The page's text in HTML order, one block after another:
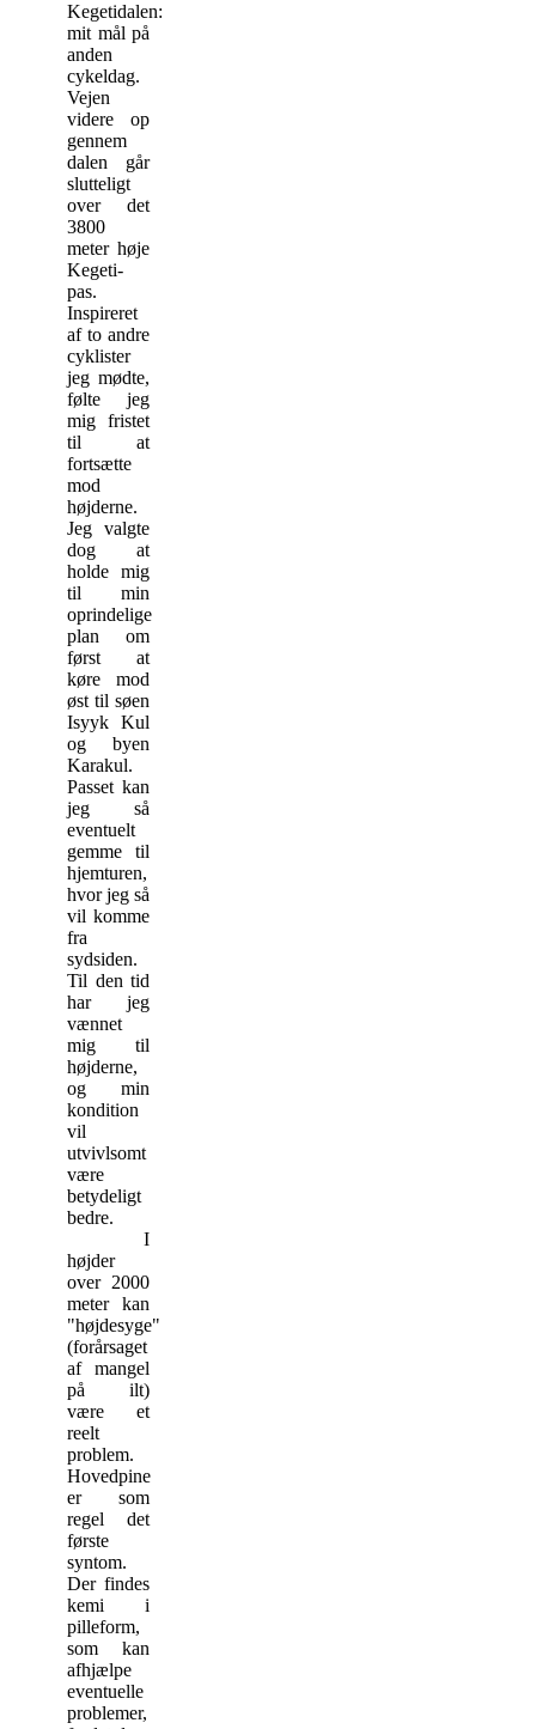
Kegetidalen:
mit mål på
anden
cykeldag.
Vejen
videre op
gennem
dalen går
slutteligt
over det
3800
meter høje
Kegeti-
pas.
Inspireret
af to andre
cyklister
jeg mødte,
følte jeg
mig fristet
til at
fortsætte
mod
højderne.
Jeg valgte
dog at
holde mig
til min
oprindelige
plan om
først at
køre mod
øst til søen
Isyyk Kul
og byen
Karakul.
Passet kan
jeg så
eventuelt
gemme til
hjemturen,
hvor jeg så
vil komme
fra
sydsiden.
Til den tid
har jeg
vænnet
mig til
højderne,
og min
kondition
vil
utvivlsomt
være
betydeligt
bedre.
I
højder
over 2000
meter kan
"højdesyge"
(forårsaget
af mangel
på ilt)
være et
reelt
problem.
Hovedpine
er som
regel det
første
syntom.
Der findes
kemi i
pilleform,
som kan
afhjælpe
eventuelle
problemer,